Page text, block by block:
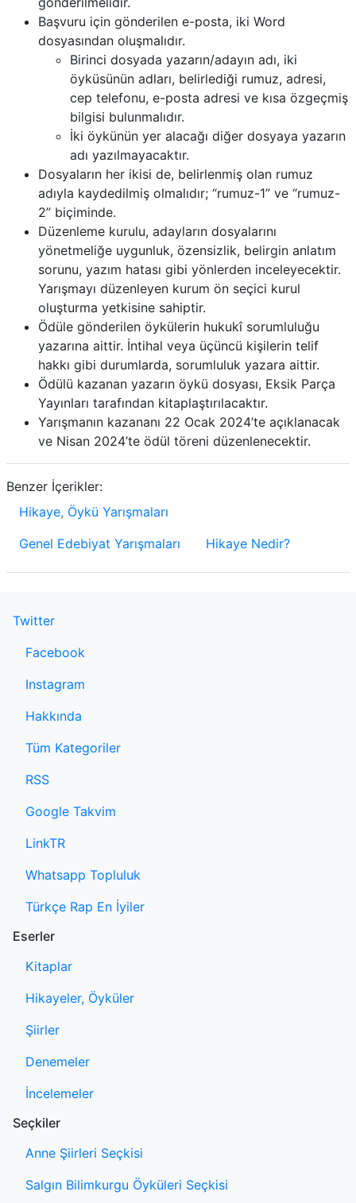
Başvuru için gönderilen e-posta, iki Word
dosyasından oluşmalıdır.
Birinci dosyada yazarın/adayın adı, iki
öyküsünün adları, belirlediği rumuz, adresi,
cep telefonu, e-posta adresi ve kısa özgeçmiş
bilgisi bulunmalıdır.
İki öykünün yer alacağı diğer dosyaya yazarın
adı yazılmayacaktır.
Dosyaların her ikisi de, belirlenmiş olan rumuz
adıyla kaydedilmiş olmalıdır; “rumuz-1” ve “rumuz-
2” biçiminde.
Düzenleme kurulu, adayların dosyalarını
yönetmeliğe uygunluk, özensizlik, belirgin anlatım
sorunu, yazım hatası gibi yönlerden inceleyecektir.
Yarışmayı düzenleyen kurum ön seçici kurul
oluşturma yetkisine sahiptir.
Ödüle gönderilen öykülerin hukukî sorumluluğu
yazarına aittir. İntihal veya üçüncü kişilerin telif
hakkı gibi durumlarda, sorumluluk yazara aittir.
Ödülü kazanan yazarın öykü dosyası, Eksik Parça
Yayınları tarafından kitaplaştırılacaktır.
Yarışmanın kazananı 22 Ocak 2024’te açıklanacak
ve Nisan 2024’te ödül töreni düzenlenecektir.
Benzer İçerikler:
Hikaye, Öykü Yarışmaları
Genel Edebiyat Yarışmaları
Hikaye Nedir?
Twitter
Facebook
Instagram
Hakkında
Tüm Kategoriler
RSS
Google Takvim
LinkTR
Whatsapp Topluluk
Türkçe Rap En İyiler
Eserler
Kitaplar
Hikayeler, Öyküler
Şiirler
Denemeler
İncelemeler
Seçkiler
Anne Şiirleri Seçkisi
Salgın Bilimkurgu Öyküleri Seçkisi